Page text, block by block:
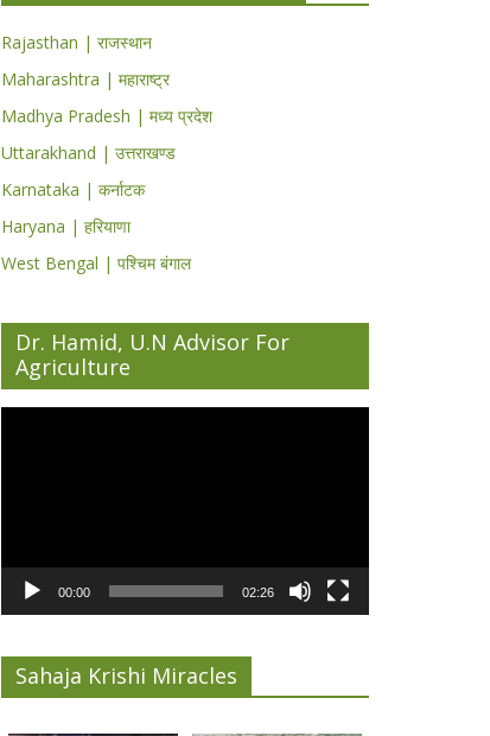
Rajasthan | राजस्थान
Maharashtra | महाराष्ट्र
Madhya Pradesh | मध्य प्रदेश
Uttarakhand | उत्तराखण्ड
Karnataka | कर्नाटक
Haryana | हरियाणा
West Bengal | पश्चिम बंगाल
Dr. Hamid, U.N Advisor For
Agriculture
00:00 02:26
Sahaja Krishi Miracles